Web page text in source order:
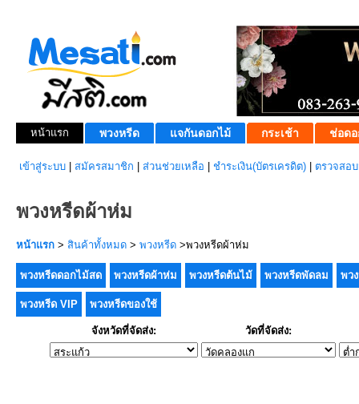
หน้าแรก พวงหรีด แจกันดอกไม้ กระเช้า ช่อดอ
เข้าสู่ระบบ สมัครสมาชิก ส่วนช่วยเหลือ ชำระเงิน(บัตรเครดิต) ตรวจสอ
พวงหรีดผ้าห่ม
หน้าแรก > สินค้าทั้งหมด > พวงหรีด >พวงหรีดผ้าห่ม
พวงหรีดดอกไม้สด พวงหรีดผ้าห่ม พวงหรีดต้นไม้ พวงหรีดพัดลม พว
พวงหรีด VIP พวงหรีดของใช้
จังหวัดที่จัดส่ง: วัดที่จัดส่ง: